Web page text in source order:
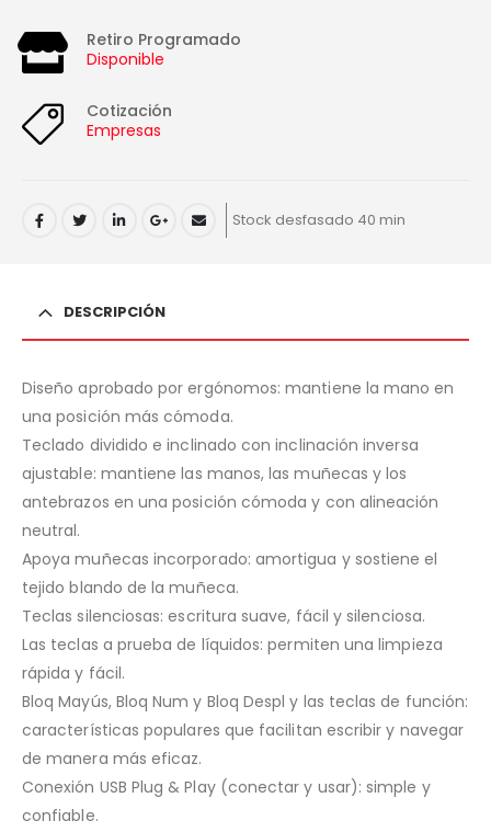
Retiro Programado
Disponible
Cotización
Empresas
Stock desfasado 40 min
DESCRIPCIÓN
Diseño aprobado por ergónomos: mantiene la mano en
una posición más cómoda.
Teclado dividido e inclinado con inclinación inversa
ajustable: mantiene las manos, las muñecas y los
antebrazos en una posición cómoda y con alineación
neutral.
Apoya muñecas incorporado: amortigua y sostiene el
tejido blando de la muñeca.
Teclas silenciosas: escritura suave, fácil y silenciosa.
Las teclas a prueba de líquidos: permiten una limpieza
rápida y fácil.
Bloq Mayús, Bloq Num y Bloq Despl y las teclas de función:
características populares que facilitan escribir y navegar
de manera más eficaz.
Conexión USB Plug & Play (conectar y usar): simple y
confiable.